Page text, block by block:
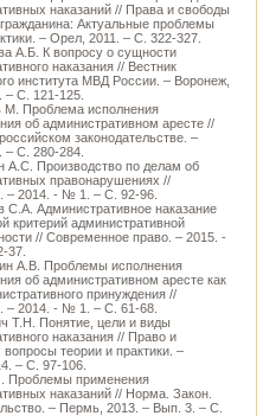
наказаний // Права и свободы
Актуальные проблемы
– Орел, 2011. – С. 322-327.
А.Б. К вопросу о сущности
наказания // Вестник
института МВД России. – Воронеж,
С. 121-125.
М. Проблема исполнения
об административном аресте //
законодательстве. –
С. 280-284.
А.С. Производство по делам об
правонарушениях //
– 2014. - № 1. – С. 92-96.
С.А. Административное наказание
критерий административной
// Современное право. – 2015. -
37.
А.В. Проблемы исполнения
об административном аресте как
принуждения //
– 2014. - № 1. – С. 61-68.
Т.Н. Понятие, цели и виды
наказания // Право и
вопросы теории и практики. –
– С. 97-106.
Проблемы применения
наказаний // Норма. Закон.
– Пермь, 2013. – Вып. 3. – С.